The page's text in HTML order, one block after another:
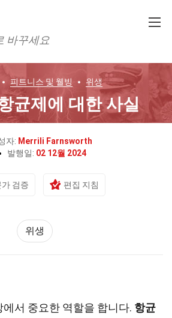
바꾸세요
피트니스 및 웰빙 위생
균제에 대한 사실
자: Merrili Farnsworth
발행일: 02 12월 2024
가 검증 편집 지침
위생
에서 중요한 역할을 합니다. 항균